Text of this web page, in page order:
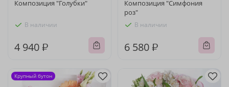
Композиция "Голубки"
В наличии
4 940 ₽
Композиция "Симфония
роз"
В наличии
6 580 ₽
Крупный бутон